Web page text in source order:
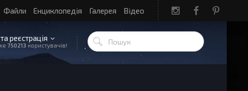
Файли Енциклопедія Галерея Відео
реєстрація
750213 користувачів!